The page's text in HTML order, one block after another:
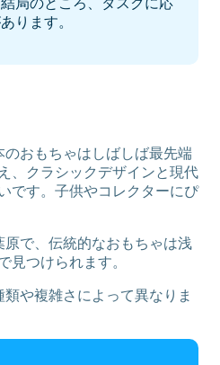
局のところ、タスクに応
ります。
のおもちゃはしばしば最先端
、クラシックデザインと現代
です。子供やコレクターにぴ
原で、伝統的なおもちゃは浅
見つけられます。
や複雑さによって異なりま